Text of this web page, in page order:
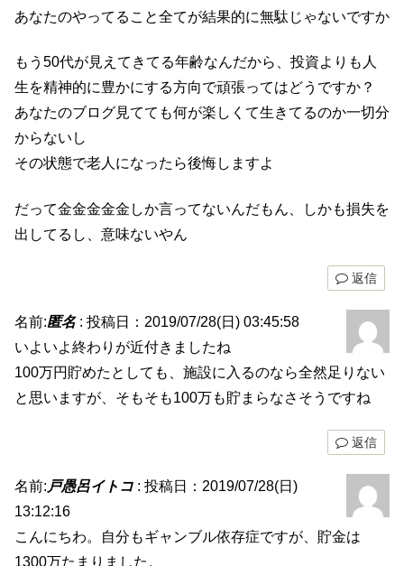
あなたのやってること全てが結果的に無駄じゃないですか
もう50代が見えてきてる年齢なんだから、投資よりも人
生を精神的に豊かにする方向で頑張ってはどうですか？
あなたのブログ見てても何が楽しくて生きてるのか一切分
からないし
その状態で老人になったら後悔しますよ
だって金金金金金しか言ってないんだもん、しかも損失を
出してるし、意味ないやん
返信
名前:匿名: 投稿日：2019/07/28(日) 03:45:58
いよいよ終わりが近付きましたね
100万円貯めたとしても、施設に入るのなら全然足りない
と思いますが、そもそも100万も貯まらなさそうですね
返信
名前: 戸愚呂イトコ : 投稿日：2019/07/28(日)
13:12:16
こんにちわ。自分もギャンブル依存症ですが、貯金は
1300万たまりました。